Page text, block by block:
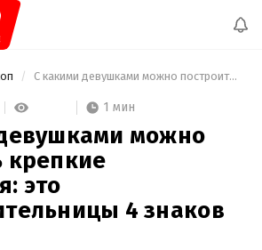
С какими девушками можно построить крепкие отношения: это представительницы 4 знаков зодиака
1 мин
можно
крепкие
это
4 знаков